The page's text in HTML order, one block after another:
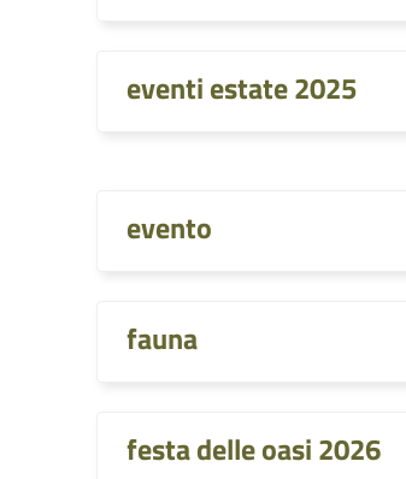
eventi estate 2025
evento
fauna
festa delle oasi 2026